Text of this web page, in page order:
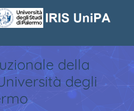
della
degli